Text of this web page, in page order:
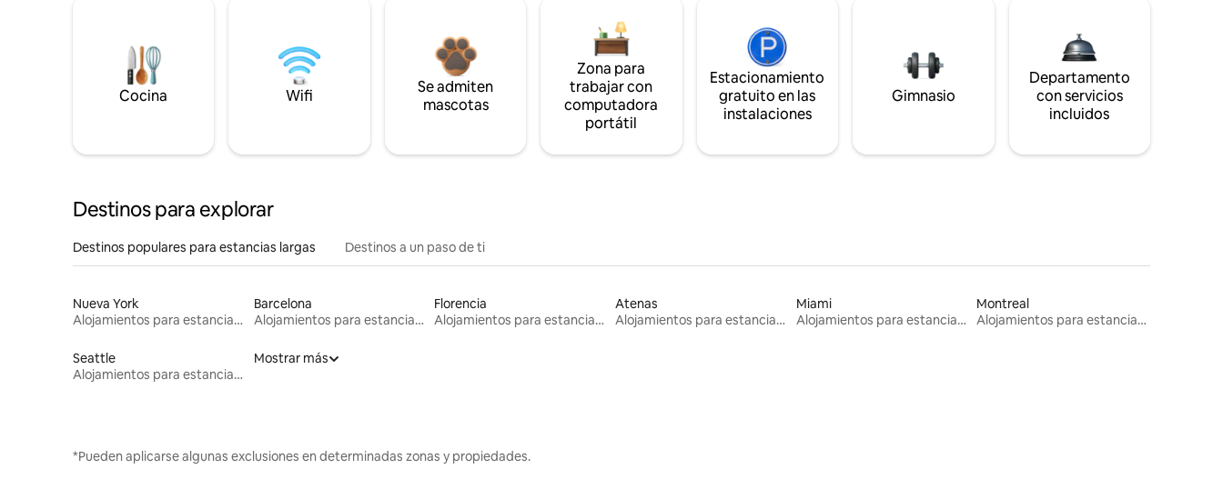
Cocina Wifi
Se admiten
mascotas
Zona para
trabajar con
computadora
portátil
Estacionamiento
gratuito en las
instalaciones
Gimnasio
Departamento
con servicios
incluidos
Destinos para explorar
Destinos populares para estancias largas Destinos a un paso de ti
Nueva York
Alojamientos para estancias largas
Barcelona
Alojamientos para estancias largas
Florencia
Alojamientos para estancias largas
Atenas
Alojamientos para estancias largas
Miami
Alojamientos para estancias largas
Montreal
Alojamientos para estancias largas
Seattle
Alojamientos para estancias largas
Mostrar más
*Pueden aplicarse algunas exclusiones en determinadas zonas y propiedades.